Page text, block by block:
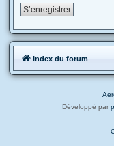
S’enregistrer
Index du forum
Développé par